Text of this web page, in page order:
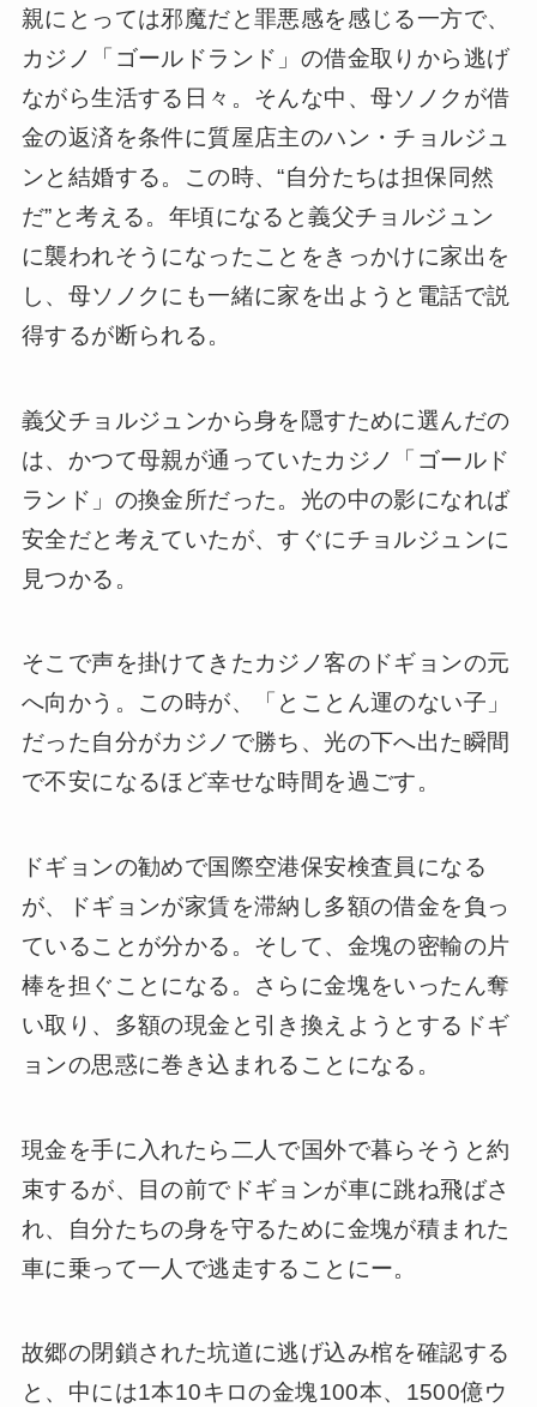
親にとっては邪魔だと罪悪感を感じる一方で、
カジノ「ゴールドランド」の借金取りから逃げ
ながら生活する日々。そんな中、母ソノクが借
金の返済を条件に質屋店主のハン・チョルジュ
ンと結婚する。この時、“自分たちは担保同然
だ”と考える。年頃になると義父チョルジュン
に襲われそうになったことをきっかけに家出を
し、母ソノクにも一緒に家を出ようと電話で説
得するが断られる。
義父チョルジュンから身を隠すために選んだの
は、かつて母親が通っていたカジノ「ゴールド
ランド」の換金所だった。光の中の影になれば
安全だと考えていたが、すぐにチョルジュンに
見つかる。
そこで声を掛けてきたカジノ客のドギョンの元
へ向かう。この時が、「とことん運のない子」
だった自分がカジノで勝ち、光の下へ出た瞬間
で不安になるほど幸せな時間を過ごす。
ドギョンの勧めで国際空港保安検査員になる
が、ドギョンが家賃を滞納し多額の借金を負っ
ていることが分かる。そして、金塊の密輸の片
棒を担ぐことになる。さらに金塊をいったん奪
い取り、多額の現金と引き換えようとするドギ
ョンの思惑に巻き込まれることになる。
現金を手に入れたら二人で国外で暮らそうと約
束するが、目の前でドギョンが車に跳ね飛ばさ
れ、自分たちの身を守るために金塊が積まれた
車に乗って一人で逃走することにー。
故郷の閉鎖された坑道に逃げ込み棺を確認する
と、中には1本10キロの金塊100本、1500億ウ